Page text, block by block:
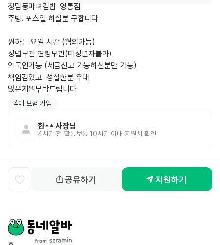
청담동마녀김밥  영통점
주방. 포스일 하실분 구합니다
원하는 요일 시간 (협의가능)
성별무관 연령무관(미성년자불가)
외국인가능 (세금신고 가능하신분만 가능)
책임감있고  성실한분 우대
많은지원부탁드립니다
4대 보험 가입
한** 사장님
4시간 전 활동보통 10시간 이내 지원서 확인
공유하기 지원하기